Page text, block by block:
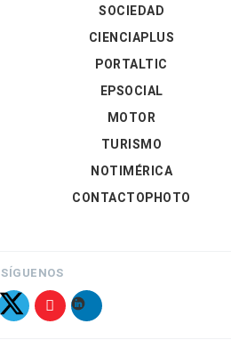
SOCIEDAD
CIENCIAPLUS
PORTALTIC
EPSOCIAL
MOTOR
TURISMO
NOTIMÉRICA
CONTACTOPHOTO
SÍGUENOS